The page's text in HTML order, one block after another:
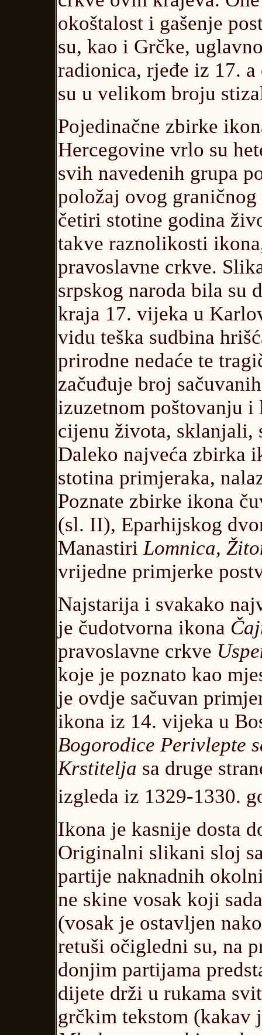
okoštalost i gašenje
su, kao i Grčke,
radionica, rjeđe iz 17.
su u velikom broju
Pojedinačne zbirke
Hercegovine vrlo su
svih navedenih grupa
položaj ovog
četiri stotine godina
takve raznolikosti
pravoslavne crkve.
srpskog naroda bila su
kraja 17. vijeka u
vidu teška sudbina
prirodne nedaće te
začuđuje broj
izuzetnom poštovanju
cijenu života, sklanjali,
Daleko najveća zbirka
stotina primjeraka,
Poznate zbirke ikona
(sl. II), Eparhijskog
ManastiriLomnica,
vrijedne primjerke
Najstarija i svakako
je čudotvorna ikona
pravoslavne crkve
koje je poznato kao
je ovdje sačuvan
ikona iz 14. vijeka u
Bogorodice Perivlepte
Krstitelja sa druge
izgleda iz 1329-1330.
Ikona je kasnije dosta
Originalni slikani sloj
partije naknadnih
ne skine vosak koji
(vosak je ostavljen
retuši očigledni su, na
donjim partijama
dijete drži u rukama
grčkim tekstom (kakav